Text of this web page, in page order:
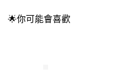
1.本服務係由「台灣大哥大股份有限公
付款後7-11取貨
🌟你可能會喜歡